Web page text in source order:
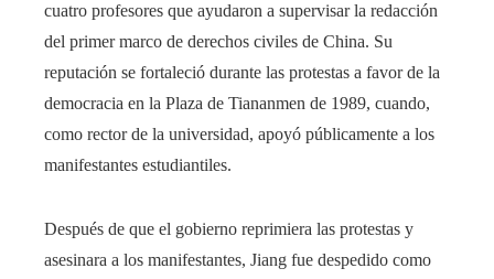
cuatro profesores que ayudaron a supervisar la redacción
del primer marco de derechos civiles de China. Su
reputación se fortaleció durante las protestas a favor de la
democracia en la Plaza de Tiananmen de 1989, cuando,
como rector de la universidad, apoyó públicamente a los
manifestantes estudiantiles.
Después de que el gobierno reprimiera las protestas y
asesinara a los manifestantes, Jiang fue despedido como